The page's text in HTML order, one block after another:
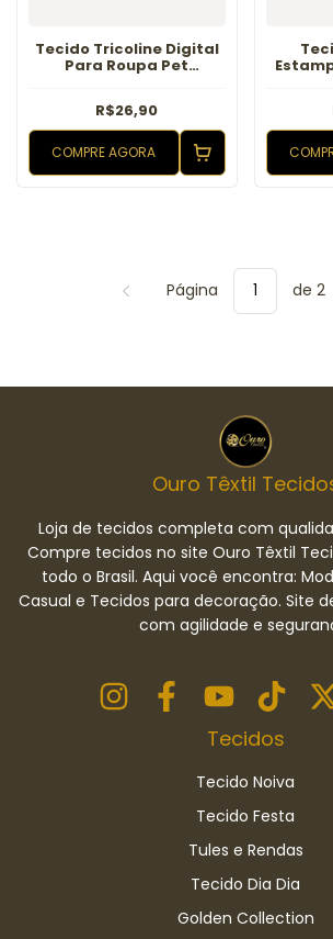
Tecido Tricoline Digital
Para Roupa Pet
R$26,90
COMPRE AGORA
Página de 2
Ouro Têxtil
Loja de tecidos completa com
Compre tecidos no site Ouro Têxtil
todo o Brasil. Aqui você encontra:
Casual e Tecidos para decoração. Site
com agilidade e
Tecidos
Tecido Noiva
Tecido Festa
Tules e Rendas
Tecido Dia Dia
Golden Collection